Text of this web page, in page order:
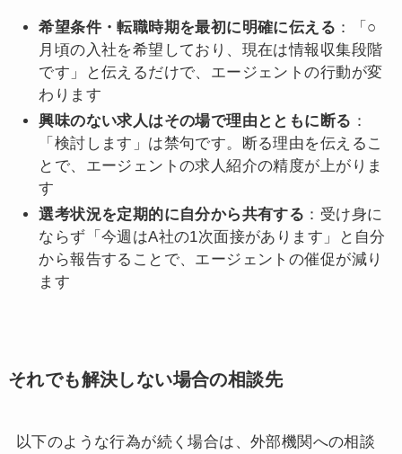
希望条件・転職時期を最初に明確に伝える ：「○
月頃の入社を希望しており、現在は情報収集段階
です」と伝えるだけで、エージェントの行動が変
わります
興味のない求人はその場で理由とともに断る ：
「検討します」は禁句です。断る理由を伝えるこ
とで、エージェントの求人紹介の精度が上がりま
す
選考状況を定期的に自分から共有する ：受け身に
ならず「今週はA社の1次面接があります」と自分
から報告することで、エージェントの催促が減り
ます
それでも解決しない場合の相談先
以下のような行為が続く場合は、外部機関への相談